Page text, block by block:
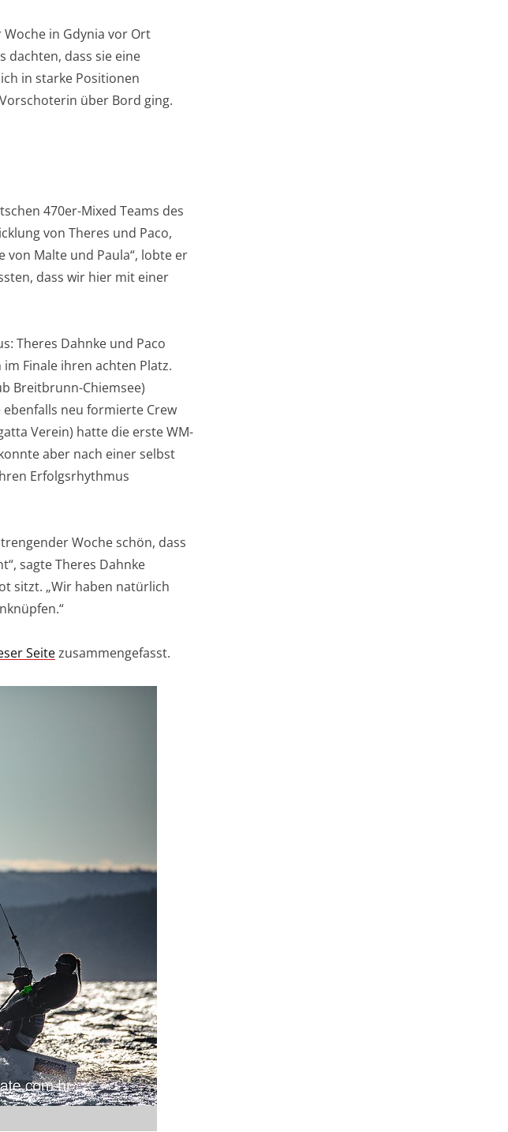
in Gdynia vor Ort
dachten, dass sie eine
in starke Positionen
über Bord ging.
470er-Mixed Teams des
von Theres und Paco,
Malte und Paula“, lobte er
dass wir hier mit einer
Theres Dahnke und Paco
Finale ihren achten Platz.
Breitbrunn-Chiemsee)
neu formierte Crew
Verein) hatte die erste WM-
aber nach einer selbst
Erfolgsrhythmus
Woche schön, dass
sagte Theres Dahnke
sitzt. „Wir haben natürlich
Seitezusammengefasst.